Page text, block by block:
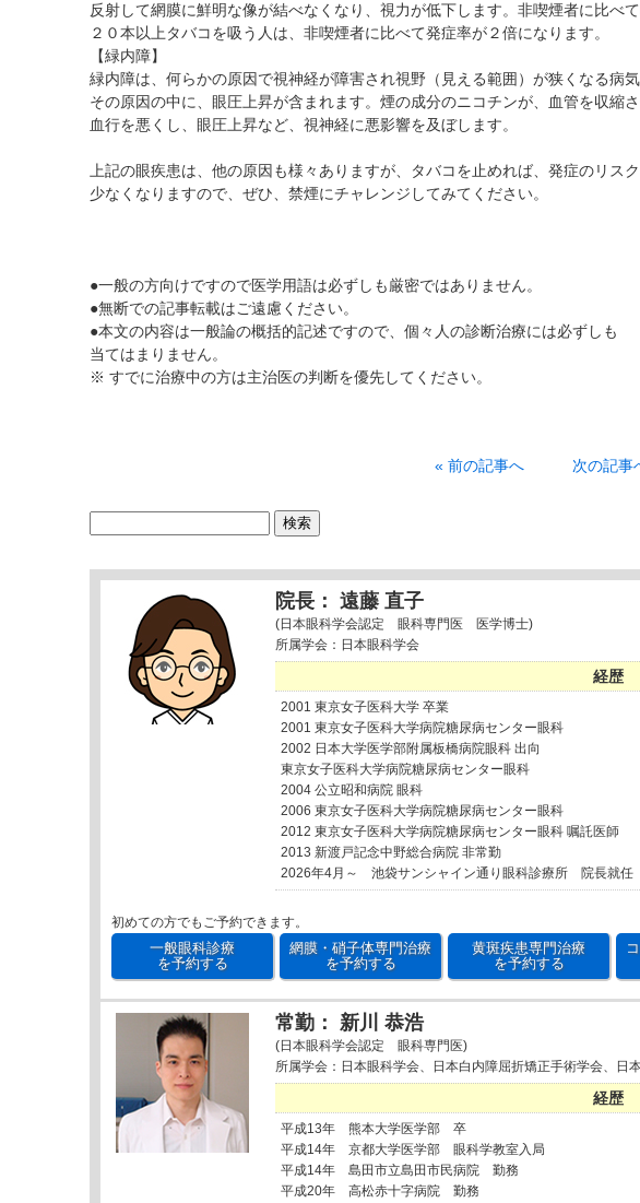
反射して網膜に鮮明な像が結べなくなり、視力が低下します。非喫煙者に比べ
２０本以上タバコを吸う人は、非喫煙者に比べて発症率が２倍になります。
【緑内障】
緑内障は、何らかの原因で視神経が障害され視野（見える範囲）が狭くなる病気
その原因の中に、眼圧上昇が含まれます。煙の成分のニコチンが、血管を収縮さ
血行を悪くし、眼圧上昇など、視神経に悪影響を及ぼします。
上記の眼疾患は、他の原因も様々ありますが、タバコを止めれば、発症のリス
少なくなりますので、ぜひ、禁煙にチャレンジしてみてください。
●一般の方向けですので医学用語は必ずしも厳密ではありません。
●無断での記事転載はご遠慮ください。
●本文の内容は一般論の概括的記述ですので、個々人の診断治療には必ずしも
当てはまりません。
※ すでに治療中の方は主治医の判断を優先してください。
« 前の記事へ 次の記事
院長： 遠藤 直子
(日本眼科学会認定 眼科専門医 医学博士)
所属学会：日本眼科学会
経歴
2001 東京女子医科大学 卒業
2001 東京女子医科大学病院糖尿病センター眼科
2002 日本大学医学部附属板橋病院眼科 出向
東京女子医科大学病院糖尿病センター眼科
2004 公立昭和病院 眼科
2006 東京女子医科大学病院糖尿病センター眼科
2012 東京女子医科大学病院糖尿病センター眼科 嘱託医師
2013 新渡戸記念中野総合病院 非常勤
2026年4月～ 池袋サンシャイン通り眼科診療所 院長就任
初めての方でもご予約できます。
一般眼科診療
を予約する
網膜・硝子体専門治療
を予約する
黄斑疾患専門治療
を予約する
常勤： 新川 恭浩
(日本眼科学会認定 眼科専門医)
所属学会：日本眼科学会、日本白内障屈折矯正手術学会、日
経歴
平成13年 熊本大学医学部 卒
平成14年 京都大学医学部 眼科学教室入局
平成14年 島田市立島田市民病院 勤務
平成20年 高松赤十字病院 勤務